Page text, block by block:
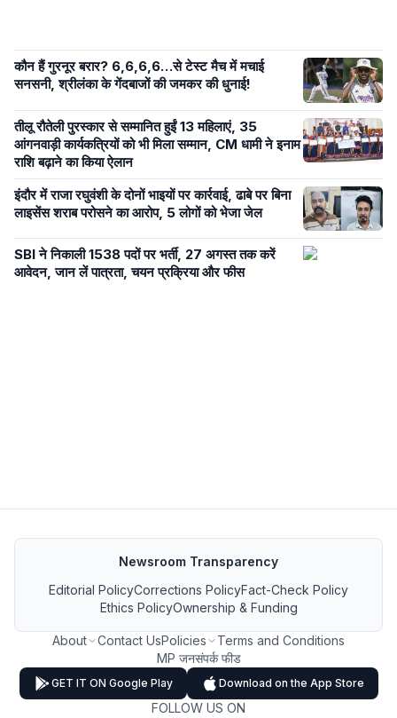
कौन हैं गुरनूर बरार? 6,6,6,6…से टेस्ट मैच में मचाई
सनसनी, श्रीलंका के गेंदबाजों की जमकर की धुनाई!
तीलू रौतेली पुरस्कार से सम्मानित हुईं 13 महिलाएं, 35
आंगनवाड़ी कार्यकत्रियों को भी मिला सम्मान, CM धामी ने इनाम
राशि बढ़ाने का किया ऐलान
इंदौर में राजा रघुवंशी के दोनों भाइयों पर कार्रवाई, ढाबे पर बिना
लाइसेंस शराब परोसने का आरोप, 5 लोगों को भेजा जेल
SBI ने निकाली 1538 पदों पर भर्ती, 27 अगस्त तक करें
आवेदन, जान लें पात्रता, चयन प्रक्रिया और फीस
Newsroom Transparency
Editorial PolicyCorrections PolicyFact-Check Policy
Ethics PolicyOwnership & Funding
About Contact UsPolicies
Terms and Conditions
MP जनसंपर्क फीड
GET IT ON Google Play Download on the App Store
FOLLOW US ON